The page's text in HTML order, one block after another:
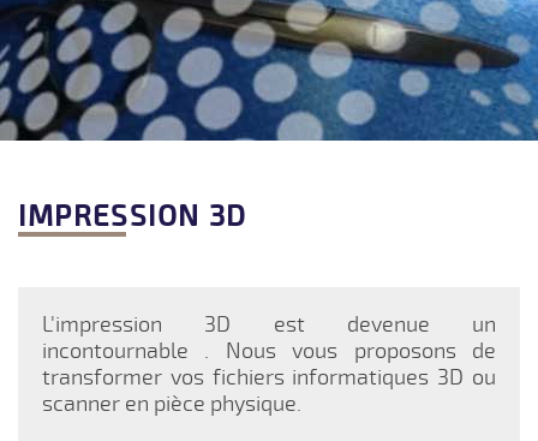
IMPRESSION 3D
L'impression 3D est devenue un
incontournable . Nous vous proposons de
transformer vos fichiers informatiques 3D ou
scanner en pièce physique.